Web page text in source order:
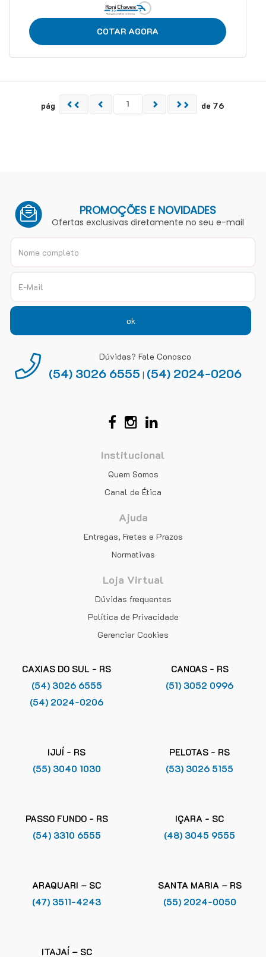
COTAR AGORA
pág de 76
PROMOÇÕES E NOVIDADES
Ofertas exclusivas diretamente no seu e-mail
ok
Dúvidas? Fale Conosco
(54) 3026 6555 | (54) 2024-0206
Institucional
Quem Somos
Canal de Ética
Ajuda
Entregas, Fretes e Prazos
Normativas
Loja Virtual
Dúvidas frequentes
Política de Privacidade
Gerenciar Cookies
CAXIAS DO SUL - RS
(54) 3026 6555
(54) 2024-0206
CANOAS - RS
(51) 3052 0996
IJUÍ - RS
(55) 3040 1030
PELOTAS - RS
(53) 3026 5155
PASSO FUNDO - RS
(54) 3310 6555
IÇARA - SC
(48) 3045 9555
ARAQUARI – SC
(47) 3511-4243
SANTA MARIA – RS
(55) 2024-0050
ITAJAÍ – SC